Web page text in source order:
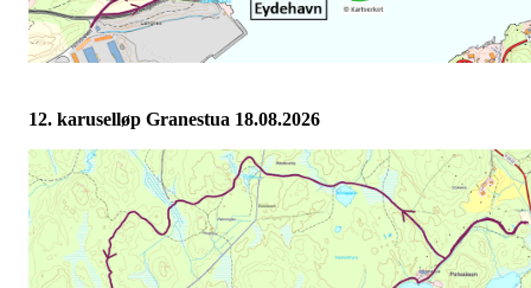
12. karuselløp Granestua 18.08.2026